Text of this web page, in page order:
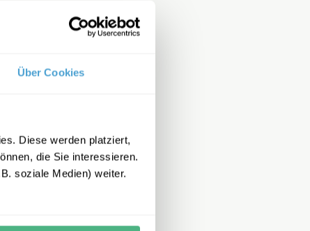
Über Cookies
Diese werden platziert,
die Sie interessieren.
soziale Medien) weiter.